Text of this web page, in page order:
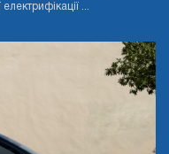
...